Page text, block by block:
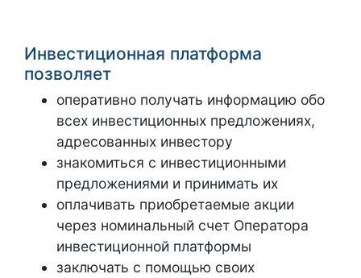
Инвестиционная платформа
позволяет
оперативно получать информацию обо
всех инвестиционных предложениях,
адресованных инвестору
знакомиться с инвестиционными
предложениями и принимать их
оплачивать приобретаемые акции
через номинальный счет Оператора
инвестиционной платформы
заключать с помощью своих